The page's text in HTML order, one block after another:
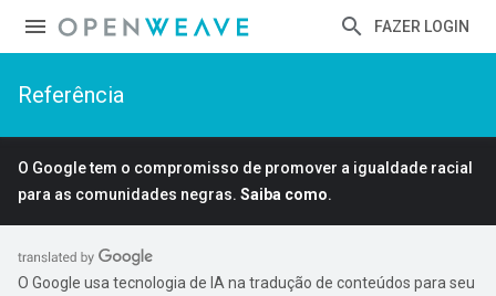
FAZER LOGIN
Referência
O Google tem o compromisso de promover a igualdade racial
para as comunidades negras. Saiba como.
O Google usa tecnologia de IA na tradução de conteúdos para seu